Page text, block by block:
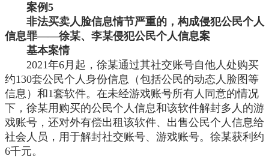
案例5
非法买卖人脸信息情节严重的，构成侵犯公民个人
信息罪——徐某、李某侵犯公民个人信息案
基本案情
2021年6月起，徐某通过其社交账号自他人处购买
约130套公民个人身份信息（包括公民的动态人脸图等
信息）和1套软件。在未经游戏账号所有人同意的情况
下，徐某用购买的公民个人信息和该软件解封多人的游
戏账号，还对外有偿出租该软件、出售公民个人信息给
社会人员，用于解封社交账号、游戏账号。徐某获利约
6千元。